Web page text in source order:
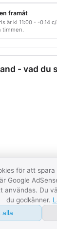
Datastatus
framåt
är kl 11:00 - -0.14
timmen.
- vad du
Pool eller
just nu
zon.
lägger till
den.
för att
Google
användas. Du
du godkänner.
alla